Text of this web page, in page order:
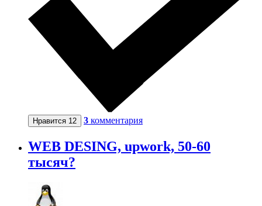
Нравится 12 3 комментария
WEB DESING, upwork, 50-60
тысяч?